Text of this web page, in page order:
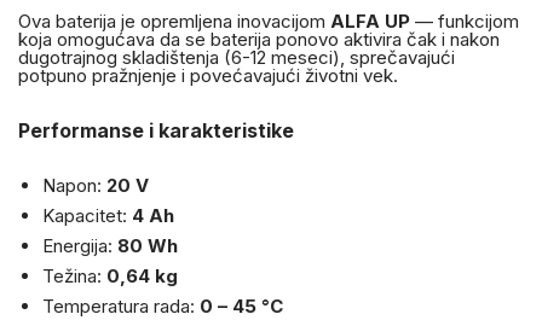
Ova baterija je opremljena inovacijom ALFA UP — funkcijom
koja omogućava da se baterija ponovo aktivira čak i nakon
dugotrajnog skladištenja (6-12 meseci), sprečavajući
potpuno pražnjenje i povećavajući životni vek.
Performanse i karakteristike
Napon: 20 V
Kapacitet: 4 Ah
Energija: 80 Wh
Težina: 0,64 kg
Temperatura rada: 0 – 45 °C